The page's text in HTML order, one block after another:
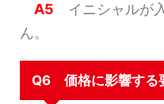
A5 イニシャルが
ん。
Q6 価格に影響する